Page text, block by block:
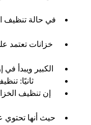
في حالة تنظيف
خزانات
الكبير ويبدأ
ثانيًا:
إن تنظيف
حيث أنها تحتوي